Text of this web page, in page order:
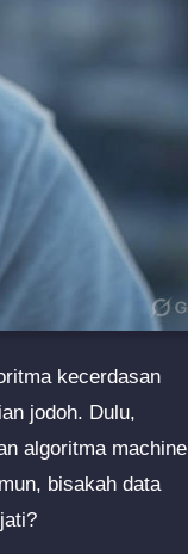
kecerdasan
jodoh. Dulu,
algoritma machine
bisakah data